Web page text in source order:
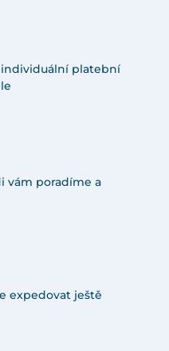
individuální platební
vám poradíme a
expedovat ještě